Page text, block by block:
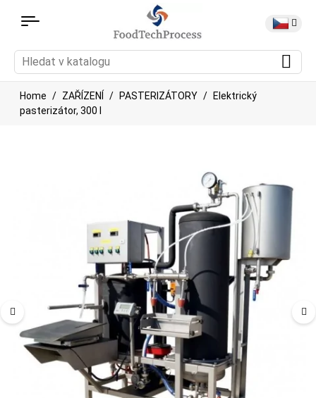
Home ZAŘÍZENÍ PASTERIZÁTORY
Elektrický
pasterizátor, 300 l